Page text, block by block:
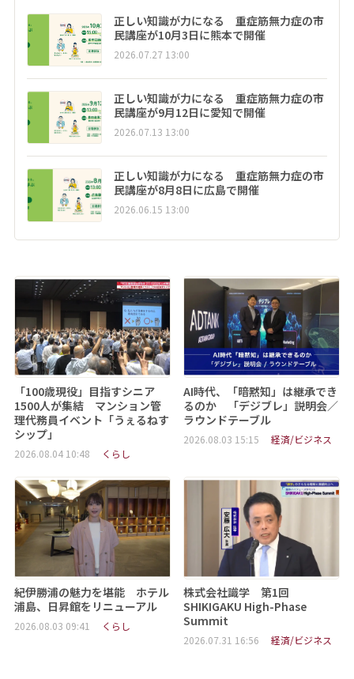
正しい知識が力になる 重症筋無力症の市
民講座が10月3日に熊本で開催
2026.07.27 13:00
正しい知識が力になる 重症筋無力症の市
民講座が9月12日に愛知で開催
2026.07.13 13:00
正しい知識が力になる 重症筋無力症の市
民講座が8月8日に広島で開催
2026.06.15 13:00
「100歳現役」目指すシニア
1500人が集結 マンション管
理代務員イベント「うぇるねす
シップ」
2026.08.04 10:48 くらし
AI時代、「暗黙知」は継承でき
るのか 「デジブレ」説明会／
ラウンドテーブル
2026.08.03 15:15 経済/ビジネス
紀伊勝浦の魅力を堪能 ホテル
浦島、日昇館をリニューアル
2026.08.03 09:41 くらし
株式会社識学 第1回
SHIKIGAKU High-Phase
Summit
2026.07.31 16:56 経済/ビジネス